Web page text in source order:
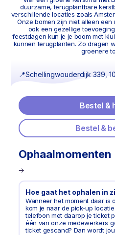
duurzame, terugplantbare
verschillende locaties zoals
Onze bomen zijn niet alleen een
ook een gezellige
feestdagen kun je je boom met
kunnen terugplanten. Zo dragen
groenere
📍Schellingwouderdijk 339,
Bestel &
Bestel &
Ophaalmomenten
Hoe gaat het ophalen in
Wanneer het moment daar is
kom je naar de pick-up
telefoon met daarop je ticket
één van onze medewerkers
ticket gescand? Dan wordt